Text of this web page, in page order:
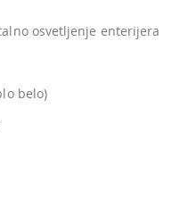
osvetljenje enterijera
belo)